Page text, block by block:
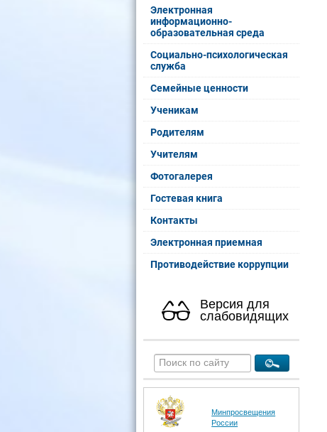
Электронная
информационно-
образовательная среда
Социально-психологическая
служба
Семейные ценности
Ученикам
Родителям
Учителям
Фотогалерея
Гостевая книга
Контакты
Электронная приемная
Противодействие коррупции
Версия для
слабовидящих
Минпросвещения
России